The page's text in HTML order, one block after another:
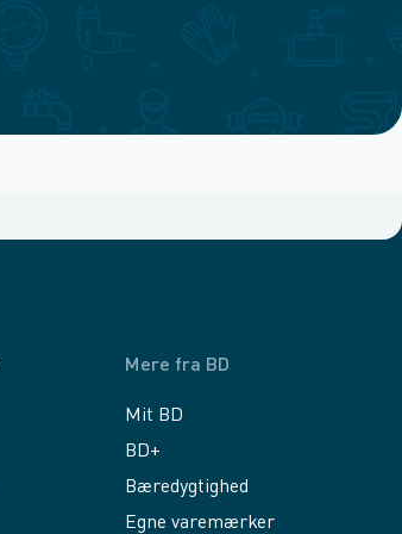
Mere fra BD
Mit BD
BD+
Bæredygtighed
Egne varemærker